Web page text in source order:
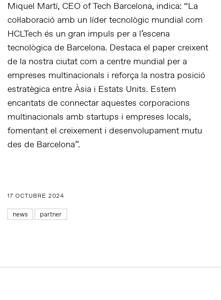
Miquel Martí, CEO of Tech Barcelona, indica: “La
col·laboració amb un líder tecnològic mundial com
HCLTech és un gran impuls per a l’escena
tecnològica de Barcelona. Destaca el paper creixent
de la nostra ciutat com a centre mundial per a
empreses multinacionals i reforça la nostra posició
estratègica entre Àsia i Estats Units. Estem
encantats de connectar aquestes corporacions
multinacionals amb startups i empreses locals,
fomentant el creixement i desenvolupament mutu
des de Barcelona”.
17 OCTUBRE 2024
news partner